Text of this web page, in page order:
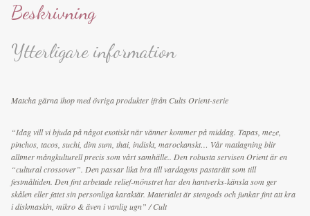
Beskrivning
Ytterligare information
Matcha gärna ihop med övriga produkter ifrån Cults Orient-serie
“Idag vill vi bjuda på något exotiskt när vänner kommer på middag. Tapas, meze,
pinchos, tacos, suchi, dim sum, thai, indiskt, marockanskt… Vår matlagning blir
alltmer mångkulturell precis som vårt samhälle.. Den robusta servisen Orient är en
“cultural crossover”. Den passar lika bra till vardagens pastarätt som till
festmåltiden. Den fint arbetade relief-mönstret har den hantverks-känsla som ger
skålen eller fatet sin personliga karaktär. Materialet är stengods och funkar fint att kra
i diskmaskin, mikro & även i vanlig ugn” / Cult